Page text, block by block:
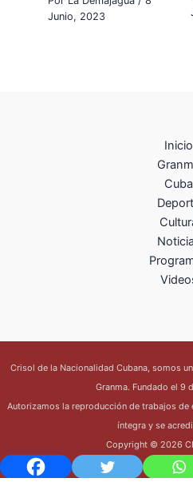
Junio, 2023
Inicio
Cuba
Crisol de la Nacionalidad Cubana, somos
Granma. Fundado el 9
Autorizamos la reproducción de trabajos
íntegra y se
Copyright © 2026